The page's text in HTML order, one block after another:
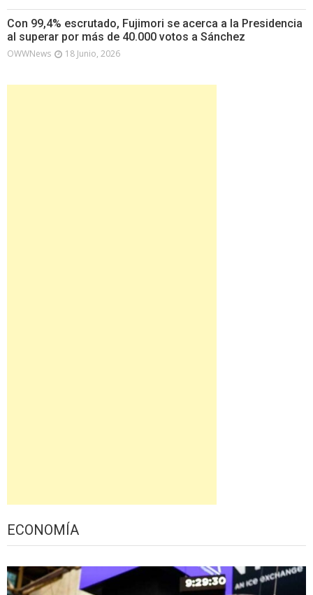
Con 99,4% escrutado, Fujimori se acerca a la Presidencia
al superar por más de 40.000 votos a Sánchez
OWWNews 18 Junio, 2026
ECONOMÍA